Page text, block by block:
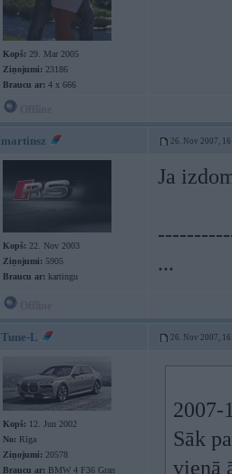
Kopš: 29. Mar 2005
Ziņojumi: 23186
Braucu ar: 4 x 666
martinsz 26. Nov 2007,
Kopš: 22. Nov 2003
Ziņojumi: 5905
Braucu ar: kartingu
Ja
...
Tune-L 26. Nov 2007,
Kopš: 12. Jun 2002
No: Rīga
Ziņojumi: 20578
Braucu ar: BMW 4 F36 Gran
2007-
Sāk
vienā